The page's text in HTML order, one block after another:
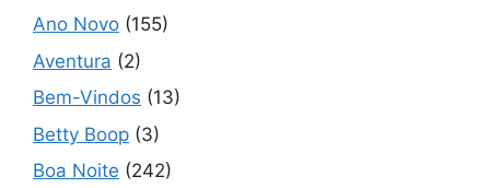
Ano Novo (155)
Aventura (2)
Bem-Vindos (13)
Betty Boop (3)
Boa Noite (242)